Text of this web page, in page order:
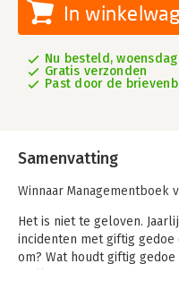
In
Nu besteld,
Gratis verzonden
Past door de
Samenvatting
Winnaar Managementboek
Het is niet te geloven.
incidenten met giftig
om? Wat houdt giftig